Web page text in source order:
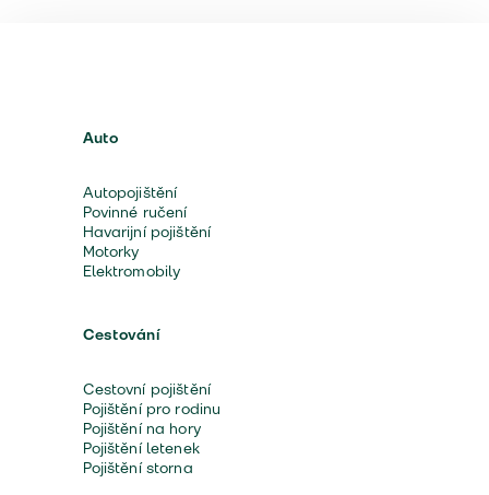
Auto
Autopojištění
Povinné ručení
Havarijní pojištění
Motorky
Elektromobily
Cestování
Cestovní pojištění
Pojištění pro rodinu
Pojištění na hory
Pojištění letenek
Pojištění storna